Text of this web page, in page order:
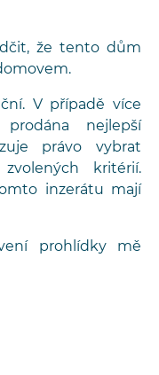
že tento dům
V případě více
nejlepší
právo vybrat
kritérií.
inzerátu mají
prohlídky mě